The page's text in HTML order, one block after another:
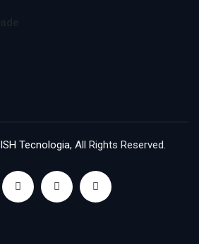
ISH Tecnologia, All Rights Reserved.